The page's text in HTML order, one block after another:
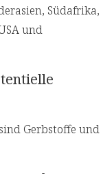
Südafrika,
und
Gerbstoffe und